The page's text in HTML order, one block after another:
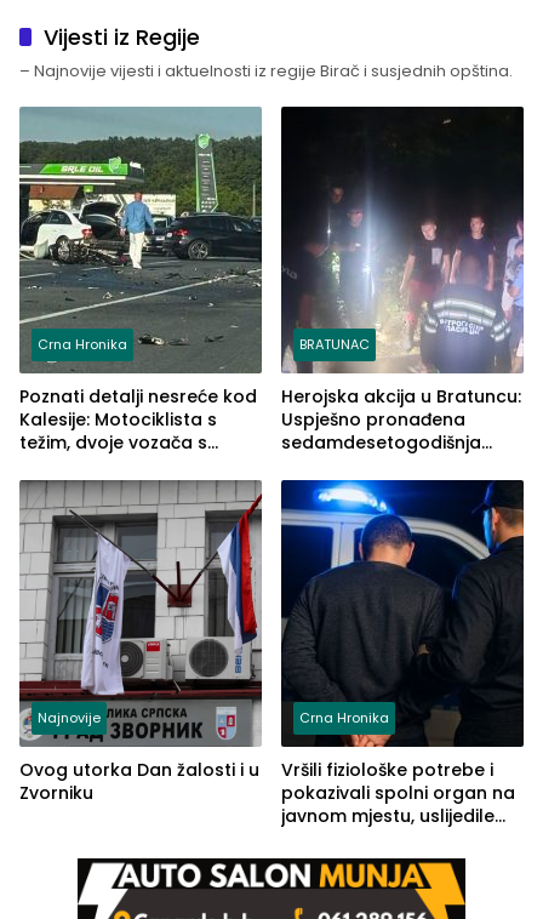
Vijesti iz Regije
– Najnovije vijesti i aktuelnosti iz regije Birač i susjednih opština.
Crna Hronika
Poznati detalji nesreće kod
Kalesije: Motociklista s
težim, dvoje vozača s
BRATUNAC
Herojska akcija u Bratuncu:
Uspješno pronađena
sedamdesetogodišnja
Kravice.
Najnovije
Ovog utorka Dan žalosti i u
Zvorniku
Crna Hronika
Vršili fiziološke potrebe i
pokazivali spolni organ na
javnom mjestu, uslijedile